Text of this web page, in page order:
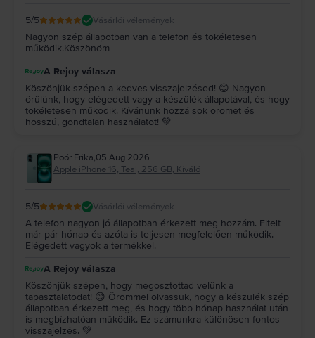
5/5 Vásárlói vélemények
Nagyon szép állapotban van a telefon és tökéletesen
működik.Köszönöm
A Rejoy válasza
Köszönjük szépen a kedves visszajelzésed! 😊 Nagyon
örülünk, hogy elégedett vagy a készülék állapotával, és hogy
tökéletesen működik. Kívánunk hozzá sok örömet és
hosszú, gondtalan használatot! 💚
Poór Erika,05 Aug 2026
Apple iPhone 16, Teal, 256 GB, Kiváló
5/5 Vásárlói vélemények
A telefon nagyon jó állapotban érkezett meg hozzám. Eltelt
már pár hónap és azóta is teljesen megfelelően működik.
Elégedett vagyok a termékkel.
A Rejoy válasza
Köszönjük szépen, hogy megosztottad velünk a
tapasztalatodat! 😊 Örömmel olvassuk, hogy a készülék szép
állapotban érkezett meg, és hogy több hónap használat után
is megbízhatóan működik. Ez számunkra különösen fontos
visszajelzés. 💚